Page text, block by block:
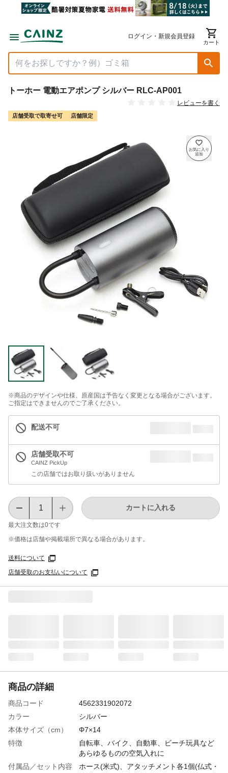
ログイン・新規会員登録
カート
トーホー 電動エアポンプ シルバー RLC-AP001
レビューを書く
店舗受取で取寄せ可 店舗限定
※商品のデザインや仕様、原産国は予告なく変更となる場合がございます。
ご指定はできませんのでご了承ください。
配送不可
店舗受取不可
CAINZ PickUp
この店舗ではお取り扱いがありません
最大注文数は0です
カートに入れる
※価格は​店舗や​掲載場所で​異なる​場合が​あります。
送料について
店舗受取のお支払いについて
商品の詳細
商品コード
4562331902072
カラー
シルバー
本体サイズ（cm）
Φ7×14
特徴
自転車、バイク、自動車、ビーチ玩具など
あらゆるものの空気入れに
付属品／セット内容
ホース(米式)、アタッチメント各1個(仏式・